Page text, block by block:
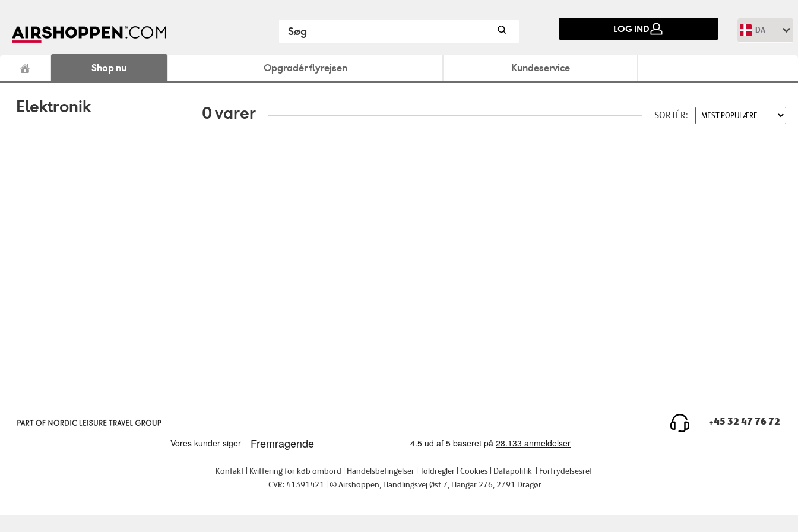
LOG IND DA
Shop nu Opgradér flyrejsen Kundeservice
Elektronik 0varer SORTÉR:
+45 32 47 76 72
Kontakt Kvittering for køb ombord Handelsbetingelser Toldregler Cookies Datapolitik
Fortrydelsesret
CVR: 41391421
© Airshoppen , Handlingsvej Øst 7, Hangar 276, 2791 Dragør